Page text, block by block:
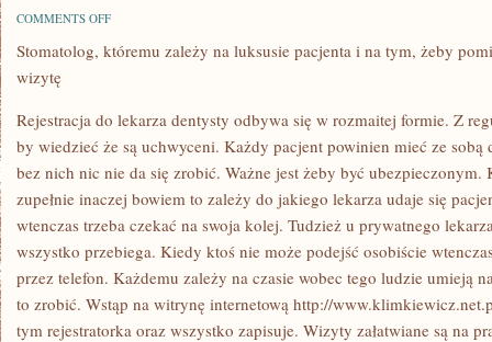
COMMENTS OFFON
ZWIERZĄT
KIEDY
WŁAŚCIWIE
ZWIERZE
JEST
CHORE
Stomatolog, któremu zależy na luksusie pacjenta i na tym, żeby
wizytę
Rejestracja do lekarza dentysty odbywa się w rozmaitej formie. Z
by wiedzieć że są uchwyceni. Każdy pacjent powinien mieć ze
bez nich nic nie da się zrobić. Ważne jest żeby być ubezpieczonym.
zupełnie inaczej bowiem to zależy do jakiego lekarza udaje się
wtenczas trzeba czekać na swoja kolej. Tudzież u prywatnego
wszystko przebiega. Kiedy ktoś nie może podejść osobiście
przez telefon. Każdemu zależy na czasie wobec tego ludzie umieją
to zrobić. Wstąp na witrynę internetową http://
tym rejestratorka oraz wszystko zapisuje. Wizyty załatwiane są na